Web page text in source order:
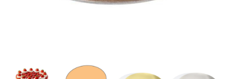
Pizza csomagolás
Kereskedelem